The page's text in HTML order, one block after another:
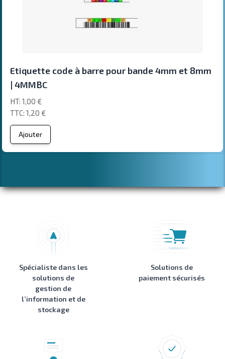
Etiquette code à barre pour bande 4mm et 8mm
| 4MMBC
1,20 €
1,00 €
Ajouter
Spécialiste dans les
solutions de
gestion de
l’information et de
stockage
Solutions de
paiement sécurisés